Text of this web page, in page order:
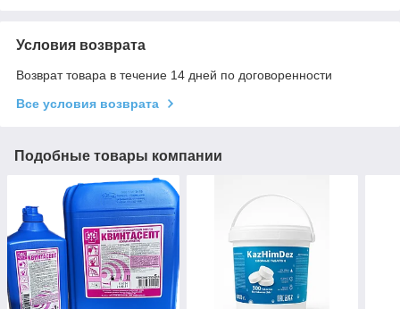
Условия возврата
Возврат товара в течение 14 дней по договоренности
Все условия возврата
Подобные товары компании